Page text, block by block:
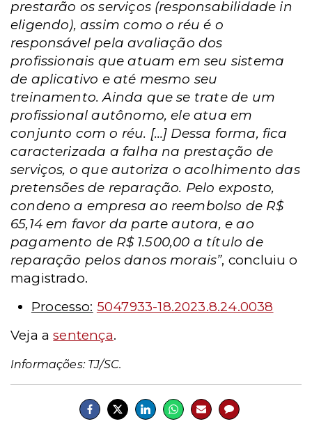
prestarão os serviços (responsabilidade in
eligendo), assim como o réu é o
responsável pela avaliação dos
profissionais que atuam em seu sistema
de aplicativo e até mesmo seu
treinamento. Ainda que se trate de um
profissional autônomo, ele atua em
conjunto com o réu. […] Dessa forma, fica
caracterizada a falha na prestação de
serviços, o que autoriza o acolhimento das
pretensões de reparação. Pelo exposto,
condeno a empresa ao reembolso de R$
65,14 em favor da parte autora, e ao
pagamento de R$ 1.500,00 a título de
reparação pelos danos morais”, concluiu o
magistrado.
Processo: 5047933-18.2023.8.24.0038
Veja asentença.
Informações: TJ/SC.